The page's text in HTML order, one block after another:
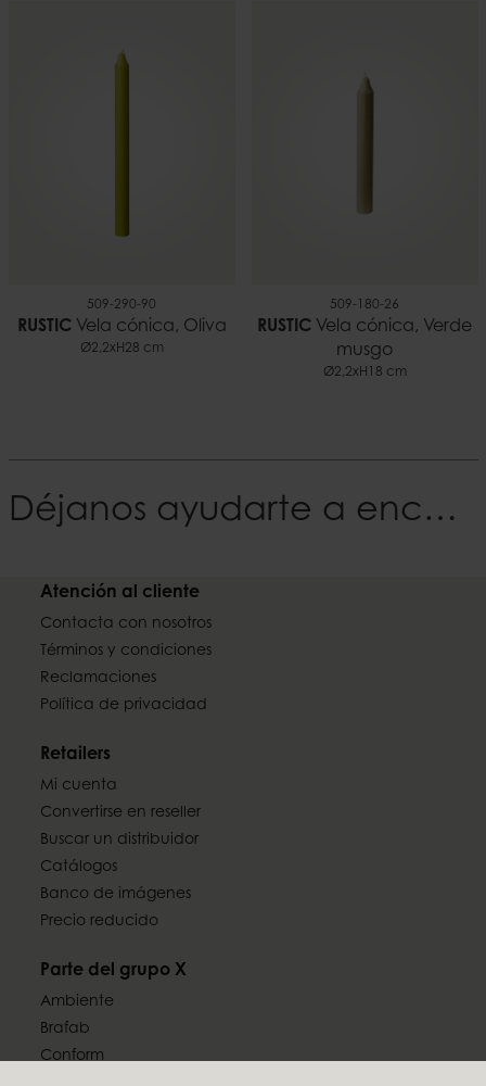
509-290-90
RUSTICVela cónica, Oliva
Ø2,2xH28 cm
509-180-26
RUSTIC Vela cónica, Verde
musgo
Ø2,2xH18 cm
Déjanos ayudarte a encontrar tu Estilo
Atención al cliente
Contacta con nosotros
Términos y condiciones
Reclamaciones
Política de privacidad
Retailers
Mi cuenta
Convertirse en reseller
Buscar un distribuidor
Catálogos
Banco de imágenes
Precio reducido
Parte del grupo X
Ambiente
Brafab
Conform